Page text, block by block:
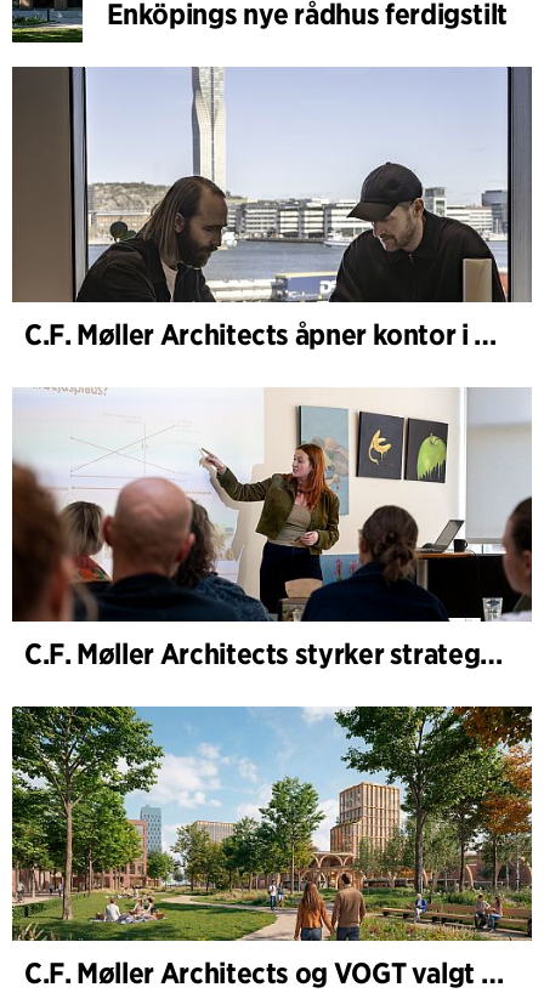
Enköpings nye rådhus ferdigstilt
C.F. Møller Architects åpner kontor i Göteborg
C.F. Møller Architects styrker strategisk rådgivning i tidlige faser
C.F. Møller Architects og VOGT valgt til å forme fremtidens Hamburg-Altona